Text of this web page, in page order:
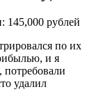
145,000 рублей
по их
и я
удалил